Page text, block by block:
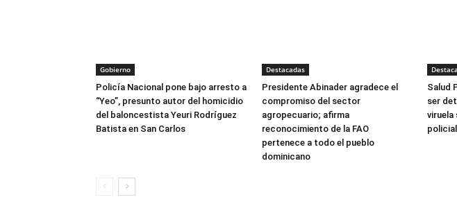
Gobierno
Policía Nacional pone bajo arresto a
“Yeo”, presunto autor del homicidio
del baloncestista Yeuri Rodríguez
Batista en San Carlos
Destacadas
Presidente Abinader agradece el
compromiso del sector
agropecuario; afirma
reconocimiento de la FAO
pertenece a todo el pueblo
dominicano
Salud
ser
policial